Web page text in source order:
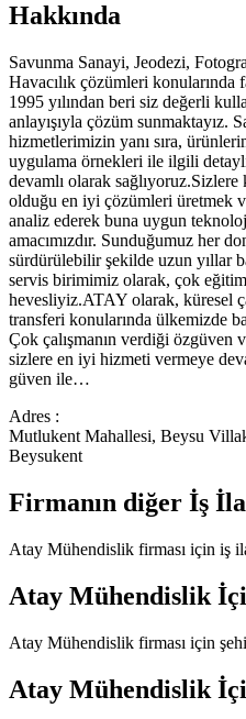
Hakkında
Savunma Sanayi, Jeodezi,
Havacılık çözümleri
1995 yılından beri siz değerli
anlayışıyla çözüm sunmaktayız.
hizmetlerimizin yanı sıra,
uygulama örnekleri ile ilgili
devamlı olarak sağlıyoruz.Sizlere
olduğu en iyi çözümleri üretmek
analiz ederek buna uygun
amacımızdır. Sunduğumuz her
sürdürülebilir şekilde uzun yıllar
servis birimimiz olarak, çok
hevesliyiz.ATAY olarak, küresel
transferi konularında ülkemizde
Çok çalışmanın verdiği özgüven
sizlere en iyi hizmeti vermeye
güven ile…
Adres :
Mutlukent Mahallesi, Beysu
Beysukent
Firmanın diğer İş
Atay Mühendislik firması için iş
Atay Mühendislik
Atay Mühendislik firması için
Atay Mühendislik